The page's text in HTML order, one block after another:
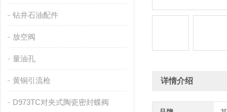
钻井石油配件
放空阀
量油孔
黄铜引流枪
D973TC对夹式陶瓷密封蝶阀
详情介绍